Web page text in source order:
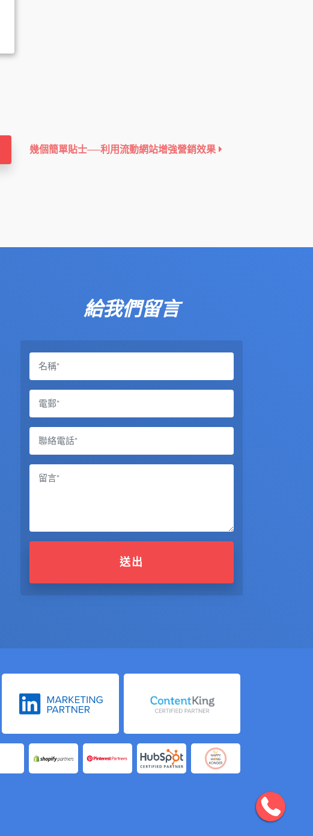
幾個簡單貼士──利用流動網站增強營銷效果
給我們留言
送出